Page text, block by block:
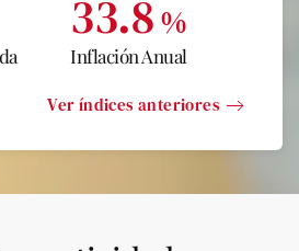
33.8%
Inflación Anual
Ver índices anteriores